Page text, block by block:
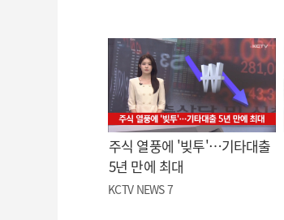
주식 열풍에 '빚투'…기타대출
5년 만에 최대
KCTV NEWS 7